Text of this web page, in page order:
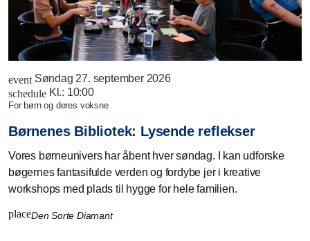
event Søndag 27. september 2026
schedule Kl.: 10:00
for børn og deres voksne
Børnenes Bibliotek: Lysende reflekser
Vores børneunivers har åbent hver søndag. I kan udforske
bøgernes fantasifulde verden og fordybe jer i kreative
workshops med plads til hygge for hele familien.
placeDen Sorte Diamant